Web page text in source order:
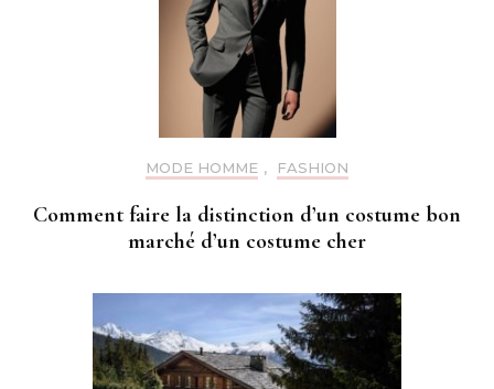
MODE HOMME , FASHION
Comment faire la distinction d’un costume bon
marché d’un costume cher